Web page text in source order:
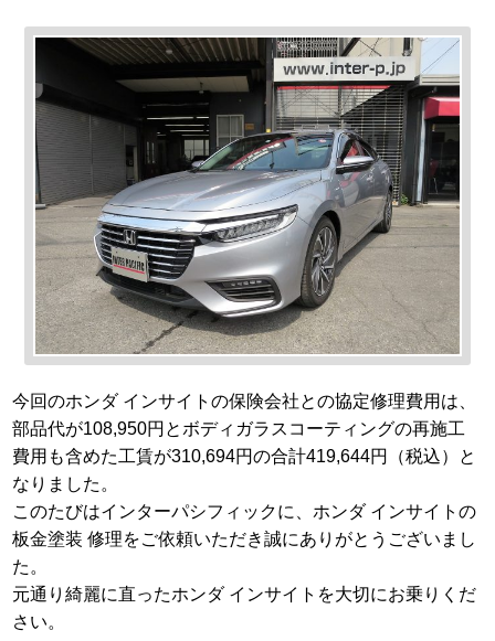
今回のホンダ インサイトの保険会社との協定修理費用は、
部品代が108,950円とボディガラスコーティングの再施工
費用も含めた工賃が310,694円の合計419,644円（税込）と
なりました。
このたびはインターパシフィックに、ホンダ インサイトの
板金塗装 修理をご依頼いただき誠にありがとうございまし
た。
元通り綺麗に直ったホンダ インサイトを大切にお乗りくだ
さい。